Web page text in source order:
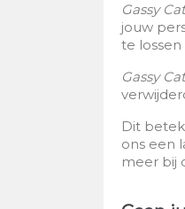
Gassy Cat
jouw
te
Gassy Cat
Dit
ons een
meer bij